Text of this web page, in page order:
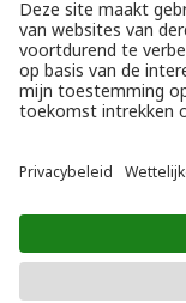
5334 JK Velddriel
T0418 632073
E
© Copyright 2026